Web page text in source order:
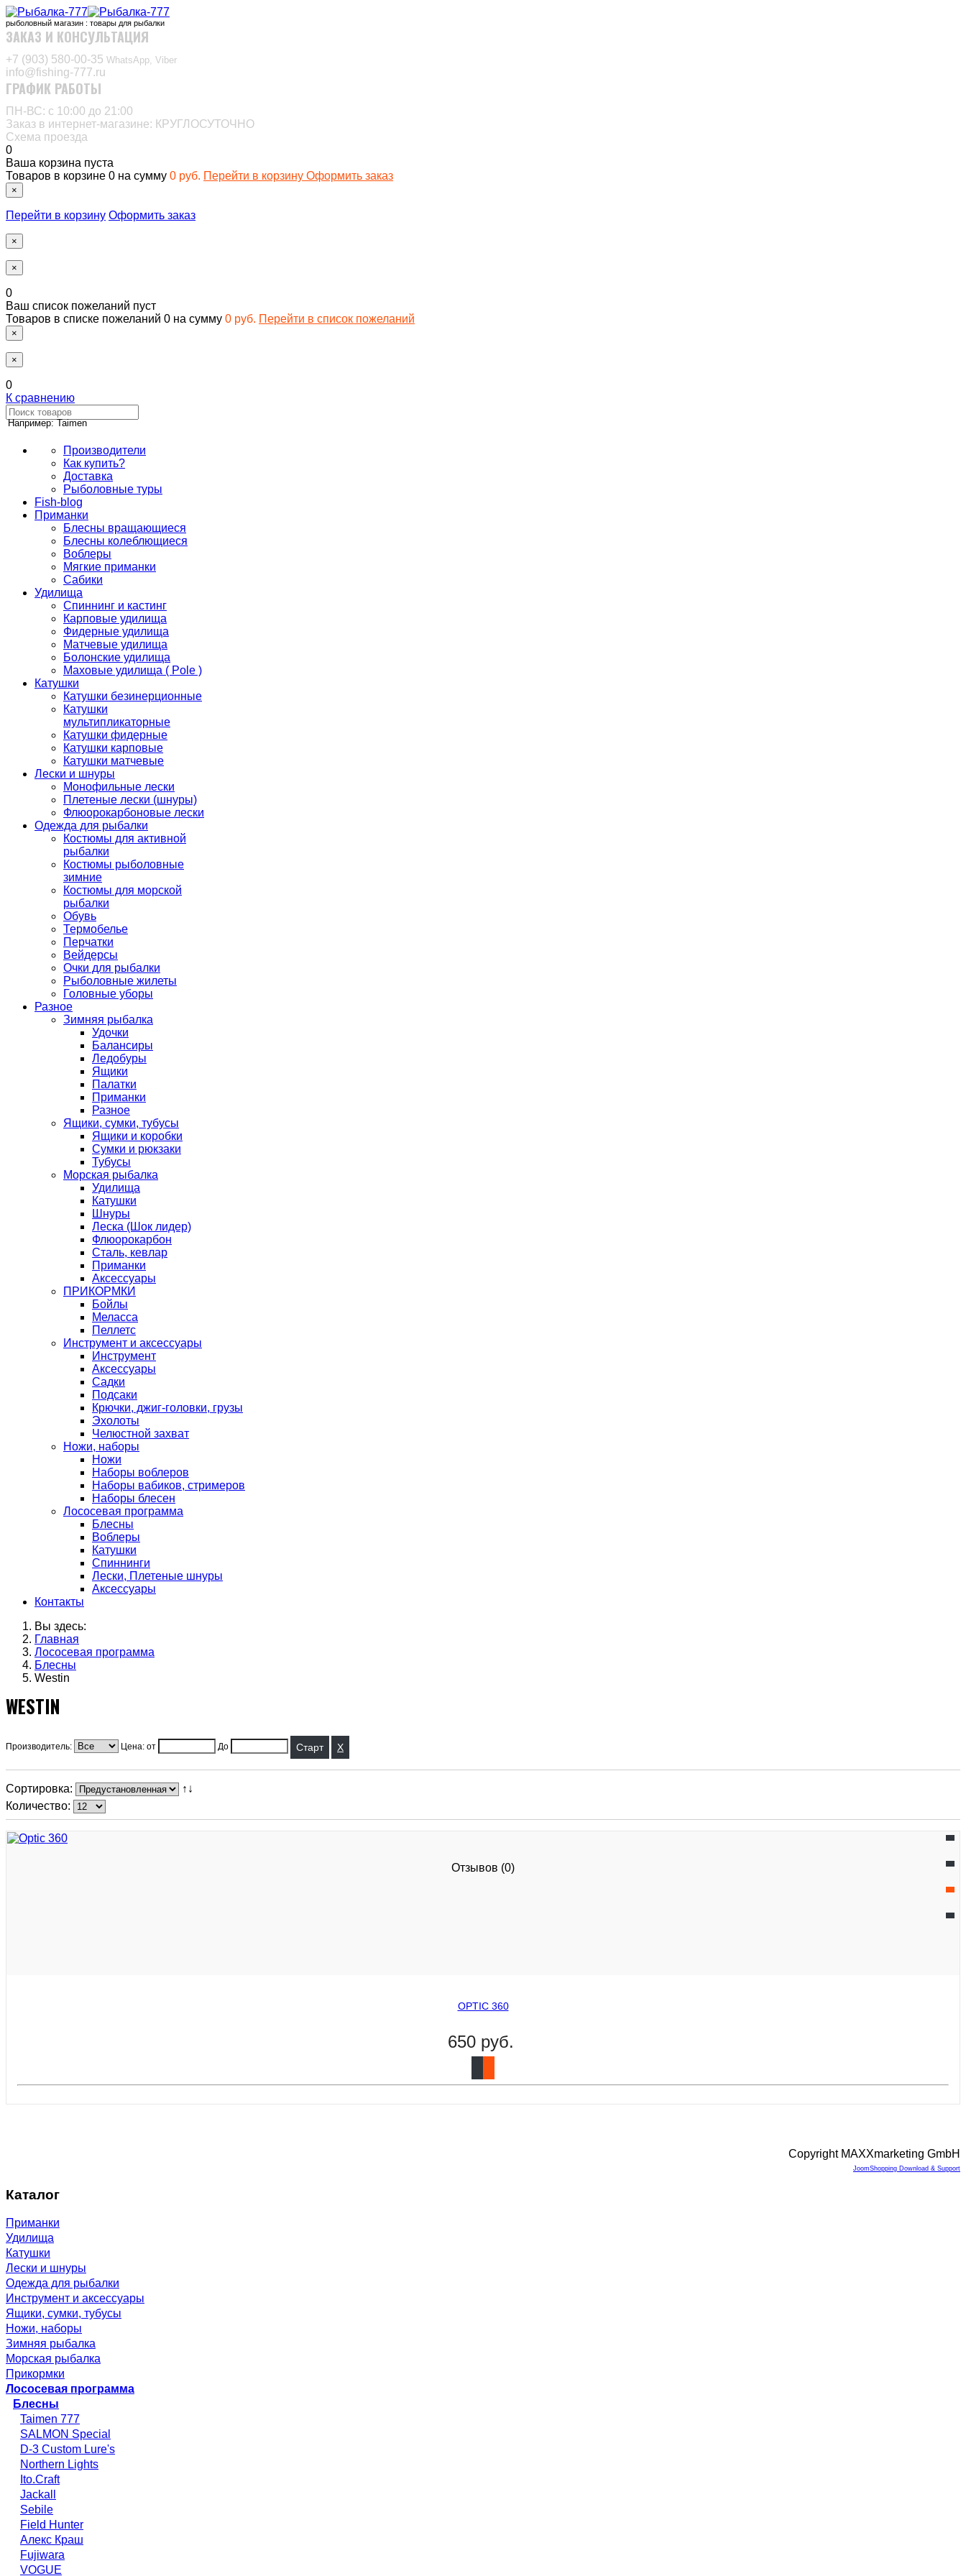
рыболовный магазин : товары для рыбалки
ЗАКАЗ И КОНСУЛЬТАЦИЯ
+7 (903) 580-00-35‬ WhatsApp, Viber
info@fishing-777.ru
ГРАФИК РАБОТЫ
ПН-ВС: с 10:00 до 21:00
Заказ в интернет-магазине: КРУГЛОСУТОЧНО
Схема проезда
0
Ваша корзина пуста
Товаров в корзине 0 на сумму 0 руб. Перейти в корзину Оформить заказ
×
Перейти в корзину Оформить заказ
×
×
0
Ваш список пожеланий пуст
Товаров в списке пожеланий 0 на сумму 0 руб. Перейти в список пожеланий
×
×
0
К сравнению
Например: Taimen
Производители
Как купить?
Доставка
Рыболовные туры
Fish-blog
Приманки
Блесны вращающиеся
Блесны колеблющиеся
Воблеры
Мягкие приманки
Сабики
Удилища
Спиннинг и кастинг
Карповые удилища
Фидерные удилища
Матчевые удилища
Болонские удилища
Маховые удилища ( Pole )
Катушки
Катушки безинерционные
Катушки
мультипликаторные
Катушки фидерные
Катушки карповые
Катушки матчевые
Лески и шнуры
Монофильные лески
Плетеные лески (шнуры)
Флюорокарбоновые лески
Одежда для рыбалки
Костюмы для активной
рыбалки
Костюмы рыболовные
зимние
Костюмы для морской
рыбалки
Обувь
Термобелье
Перчатки
Вейдерсы
Очки для рыбалки
Рыболовные жилеты
Головные уборы
Разное
Зимняя рыбалка
Удочки
Балансиры
Ледобуры
Ящики
Палатки
Приманки
Разное
Ящики, сумки, тубусы
Ящики и коробки
Сумки и рюкзаки
Тубусы
Морская рыбалка
Удилища
Катушки
Шнуры
Леска (Шок лидер)
Флюорокарбон
Сталь, кевлар
Приманки
Аксессуары
ПРИКОРМКИ
Бойлы
Меласса
Пеллетс
Инструмент и аксессуары
Инструмент
Аксессуары
Садки
Подсаки
Крючки, джиг-головки, грузы
Эхолоты
Челюстной захват
Ножи, наборы
Ножи
Наборы воблеров
Наборы вабиков, стримеров
Наборы блесен
Лососевая программа
Блесны
Воблеры
Катушки
Спиннинги
Лески, Плетеные шнуры
Аксессуары
Контакты
Вы здесь:
Главная
Лососевая программа
Блесны
Westin
WESTIN
Производитель: Цена: от До X
Сортировка:
↑↓
Количество:
Отзывов (0)
OPTIC 360
650 руб.
Copyright MAXXmarketing GmbH
JoomShopping Download & Support
Каталог
Приманки
Удилища
Катушки
Лески и шнуры
Одежда для рыбалки
Инструмент и аксессуары
Ящики, сумки, тубусы
Ножи, наборы
Зимняя рыбалка
Морская рыбалка
Прикормки
Лососевая программа
Блесны
Taimen 777
SALMON Special
D-3 Custom Lure's
Northern Lights
Ito.Craft
Jackall
Sebile
Field Hunter
Алекс Краш
Fujiwara
VOGUE